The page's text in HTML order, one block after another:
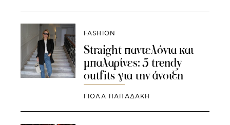
FASHION
Straight παντελόνια και
μπαλαρίνες: 5 trendy
outfits για την άνοιξη
ΓΙΌΛΑ ΠΑΠΑΔΆΚΗ